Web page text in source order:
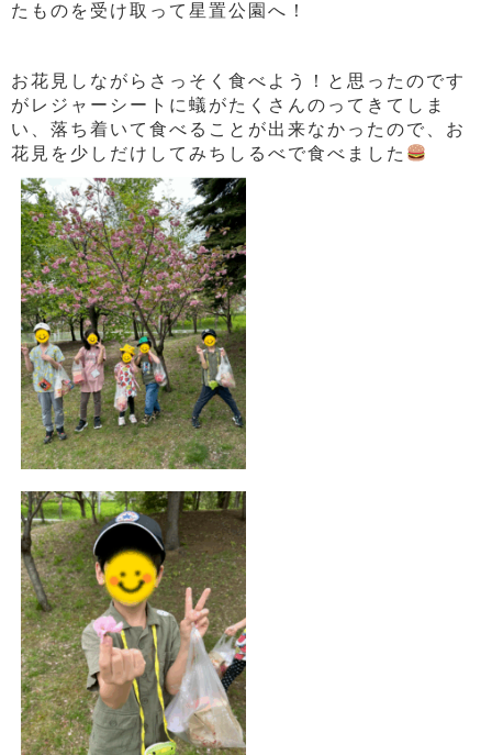
たものを受け取って星置公園へ！
お花見しながらさっそく食べよう！と思ったのです
がレジャーシートに蟻がたくさんのってきてしま
い、落ち着いて食べることが出来なかったので、お
花見を少しだけしてみちしるべで食べました